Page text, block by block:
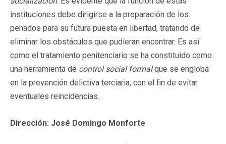
instituciones debe dirigirse a la preparación de los
penados para su futura puesta en libertad, tratando de
eliminar los obstáculos que pudieran encontrar. Es así
como el tratamiento penitenciario se ha constituido como
una herramienta de control social formalque se engloba
en la prevención delictiva terciaria, con el fin de evitar
eventuales reincidencias.
Dirección: José Domingo Monforte